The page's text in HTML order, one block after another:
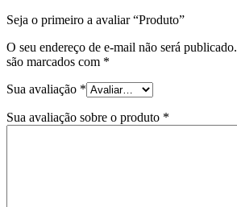
Seja o primeiro a avaliar “Produto”
O seu endereço de e-mail não será publicado.
são marcados com *
Sua avaliação *
Sua avaliação sobre o produto *